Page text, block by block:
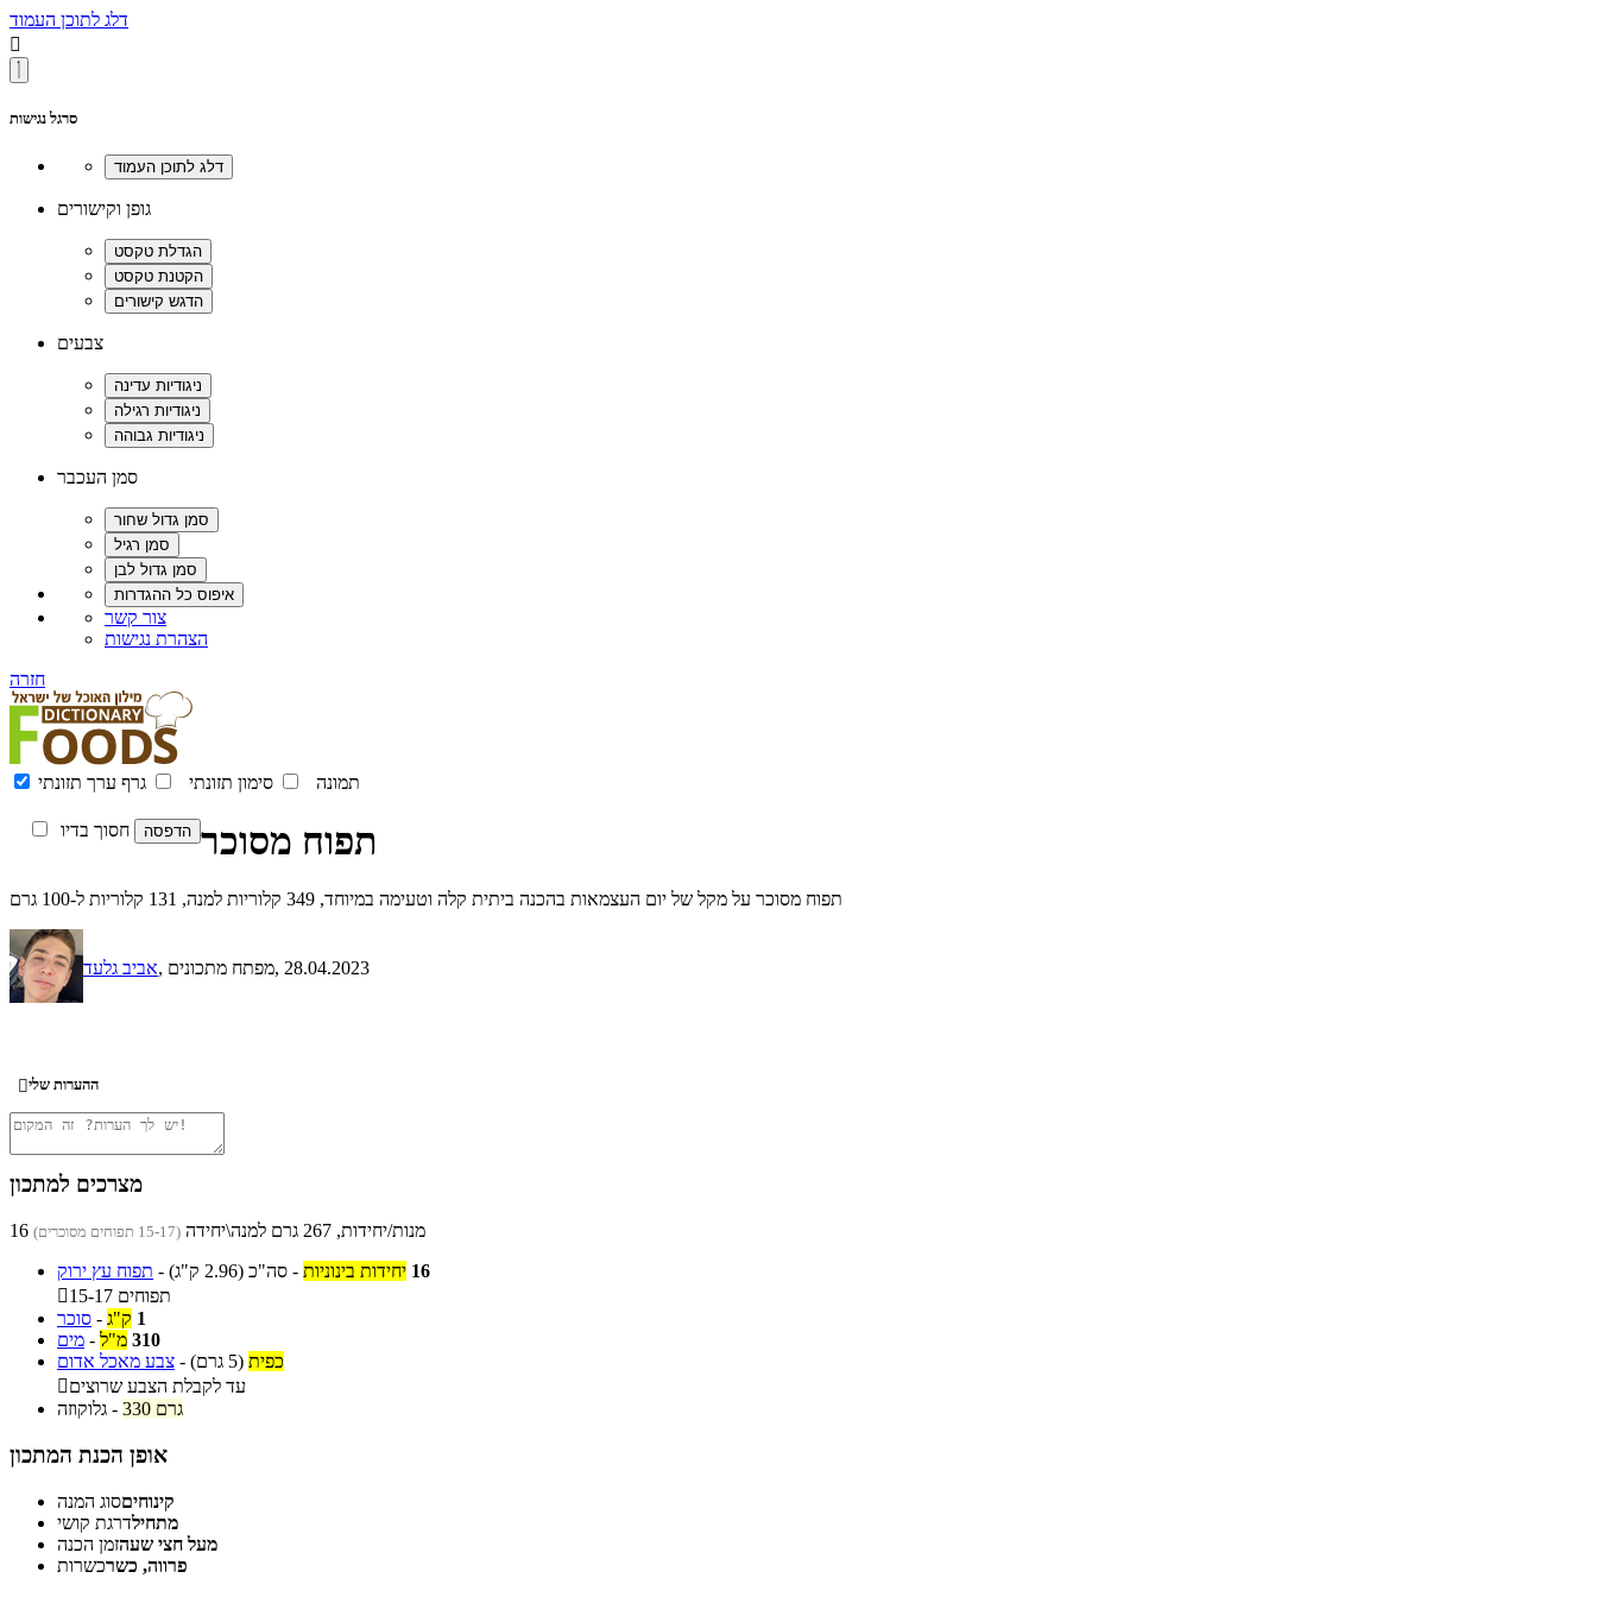
דלג לתוכן העמוד

סרגל נגישות
גופן וקישורים
צבעים
סמן העכבר
צור קשר
הצהרת נגישות
חזרה
תמונה סימון תזונתי גרף ערך תזונתי
חסוך בדיו תפוח מסוכר
תפוח מסוכר על מקל של יום העצמאות בהכנה ביתית קלה וטעימה במיוחד, 349 קלוריות למנה, 131 קלוריות ל-100 גרם
אביב גלעד , מפתח מתכונים, 28.04.2023
ההערות שלי
מצרכים למתכון
16 מנות/יחידות, 267 גרם למנה\יחידה (15-17 תפוחים מסוכרים)
תפוח עץ ירוק - 16 יחידות בינוניות - סה"כ (2.96 ק"ג)

15-17 תפוחים
סוכר - 1 ק"ג
מים - 310 מ"ל
צבע מאכל אדום - כפית (5 גרם)
עד לקבלת הצבע שרוצים
גלוקוזה - 330 גרם
אופן הכנת המתכון
קינוחיםסוג המנה
מתחילדרגת קושי
מעל חצי שעהזמן הכנה
פרווה, כשרכשרות